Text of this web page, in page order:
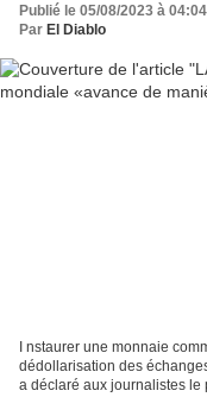
Publié le 05/08/2023 à 04:04
Par El Diablo
I nstaurer une monnaie
dédollarisation des
a déclaré aux journalistes le